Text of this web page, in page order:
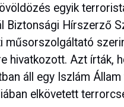
egyik
Biztonsági Hírszerző
műsorszolgáltató
hivatkozott. Azt írták,
áll egy Iszlám
elkövetett